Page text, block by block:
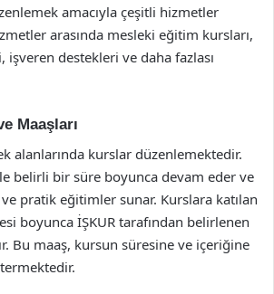
amacıyla çeşitli hizmetler
arasında mesleki eğitim kursları,
işveren destekleri ve daha fazlası
Maaşları
alanlarında kurslar düzenlemektedir.
belirli bir süre boyunca devam eder ve
ve pratik eğitimler sunar. Kurslara katılan
boyunca İŞKUR tarafından belirlenen
Bu maaş, kursun süresine ve içeriğine